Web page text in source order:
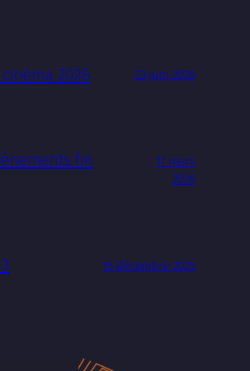
2026 23 juin 2026
fin
17 mars
2026
15 décembre 2025